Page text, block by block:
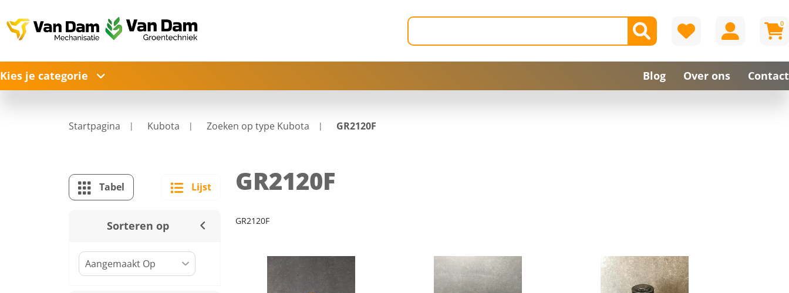
0
Kies je categorie Blog Over ons Contact
Startpagina Kubota Zoeken op type Kubota GR2120F
Tabel Lijst
Sorteren op
GR2120F
GR2120F